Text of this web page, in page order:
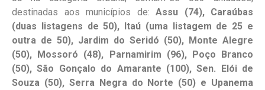
destinadas aos municípios de: Assu (74), Caraúbas
(duas listagens de 50), Itaú (uma listagem de 25 e
outra de 50), Jardim do Seridó (50), Monte Alegre
(50), Mossoró (48), Parnamirim (96), Poço Branco
(50), São Gonçalo do Amarante (100), Sen. Elói de
Souza (50), Serra Negra do Norte (50) e Upanema